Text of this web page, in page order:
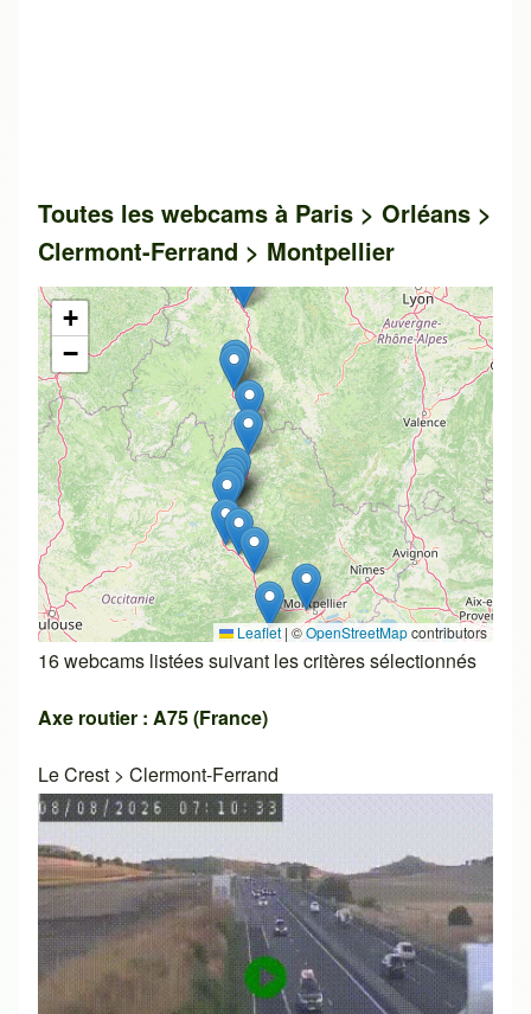
Toutes les webcams à Paris > Orléans >
Clermont-Ferrand > Montpellier
+
−
Leaflet |©OpenStreetMapcontributors
16 webcams listées suivant les critères sélectionnés
Axe routier : A75 (France)
Le Crest > Clermont-Ferrand